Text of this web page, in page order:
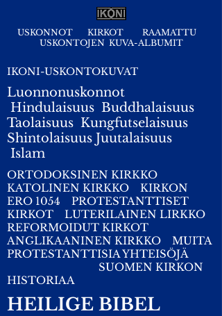
USKONNOT KIRKOT
RAAMATTU
USKONTOJEN KUVA-ALBUMIT
IKONI-USKONTOKUVAT
Luonnonuskonnot
Hindulaisuus Buddhalaisuus
Taolaisuus Kungfutselaisuus
Shintolaisuus Juutalaisuus
Islam
ORTODOKSINEN KIRKKO
KATOLINEN KIRKKO
KIRKON
ERO 1054
PROTESTANTTISET
KIRKOT
LUTERILAINEN LIRKKO
REFORMOIDUT KIRKOT
ANGLIKAANINEN KIRKKO
MUITA
PROTESTANTTISIA YHTEISÖJÄ
SUOMEN KIRKON
HISTORIAA
HEILIGE BIBEL